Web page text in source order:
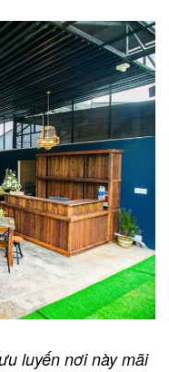
luyến nơi này mãi